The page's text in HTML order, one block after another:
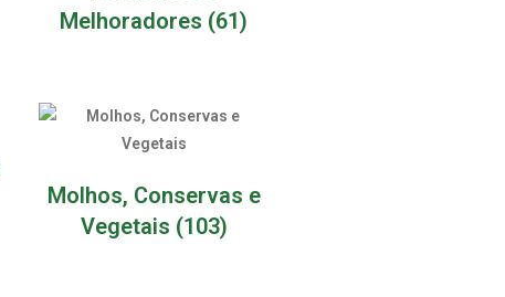
Melhoradores (61)
Molhos, Conservas e
Vegetais (103)